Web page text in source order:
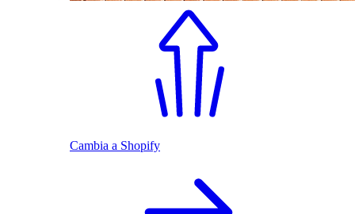
Cambia a Shopify